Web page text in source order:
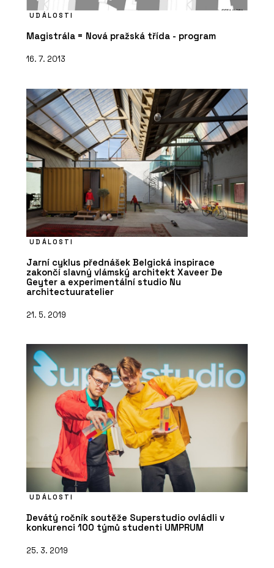
UDÁLOSTI
Magistrála = Nová pražská třída - program
16. 7. 2013
UDÁLOSTI
Jarní cyklus přednášek Belgická inspirace
zakončí slavný vlámský architekt Xaveer De
Geyter a experimentální studio Nu
architectuuratelier
21. 5. 2019
UDÁLOSTI
Devátý ročník soutěže Superstudio ovládli v
konkurenci 100 týmů studenti UMPRUM
25. 3. 2019